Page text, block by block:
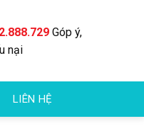
Góp ý,
nại
LIÊN HỆ